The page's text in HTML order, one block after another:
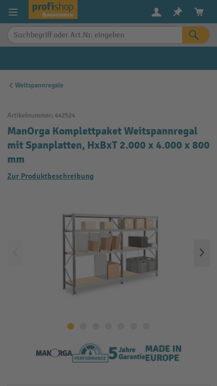
springen
Weitspannregale
Artikelnummer: 442524
ManOrga Komplettpaket Weitspannregal
mit Spanplatten, HxBxT 2.000 x 4.000 x 800
mm
Zur Produktbeschreibung